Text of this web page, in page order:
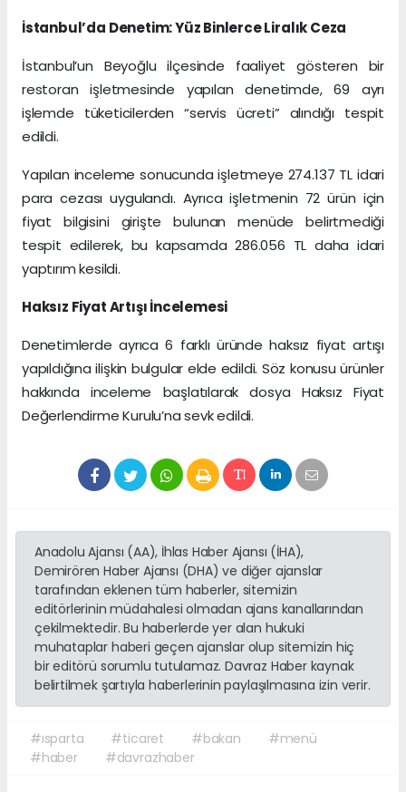
İstanbul’da Denetim: Yüz Binlerce Liralık Ceza
İstanbul’un Beyoğlu ilçesinde faaliyet gösteren bir
restoran işletmesinde yapılan denetimde, 69 ayrı
işlemde tüketicilerden “servis ücreti” alındığı tespit
edildi.
Yapılan inceleme sonucunda işletmeye 274.137 TL idari
para cezası uygulandı. Ayrıca işletmenin 72 ürün için
fiyat bilgisini girişte bulunan menüde belirtmediği
tespit edilerek, bu kapsamda 286.056 TL daha idari
yaptırım kesildi.
Haksız Fiyat Artışı İncelemesi
Denetimlerde ayrıca 6 farklı üründe haksız fiyat artışı
yapıldığına ilişkin bulgular elde edildi. Söz konusu ürünler
hakkında inceleme başlatılarak dosya Haksız Fiyat
Değerlendirme Kurulu’na sevk edildi.
Anadolu Ajansı (AA), İhlas Haber Ajansı (İHA),
Demirören Haber Ajansı (DHA) ve diğer ajanslar
tarafından eklenen tüm haberler, sitemizin
editörlerinin müdahalesi olmadan ajans kanallarından
çekilmektedir. Bu haberlerde yer alan hukuki
muhataplar haberi geçen ajanslar olup sitemizin hiç
bir editörü sorumlu tutulamaz. Davraz Haber kaynak
belirtilmek şartıyla haberlerinin paylaşılmasına izin verir.
#ısparta #ticaret #bakan
#menü
#haber
#davrazhaber